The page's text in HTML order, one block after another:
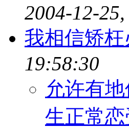
2004-12-
我相信矫
19:58:30
允许有
生正常